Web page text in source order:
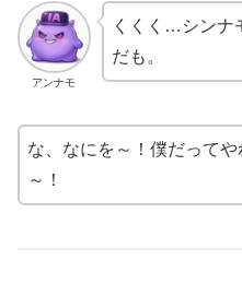
アンナモ
くくく…シンナ
だも。
な、なにを～！僕だって
～！